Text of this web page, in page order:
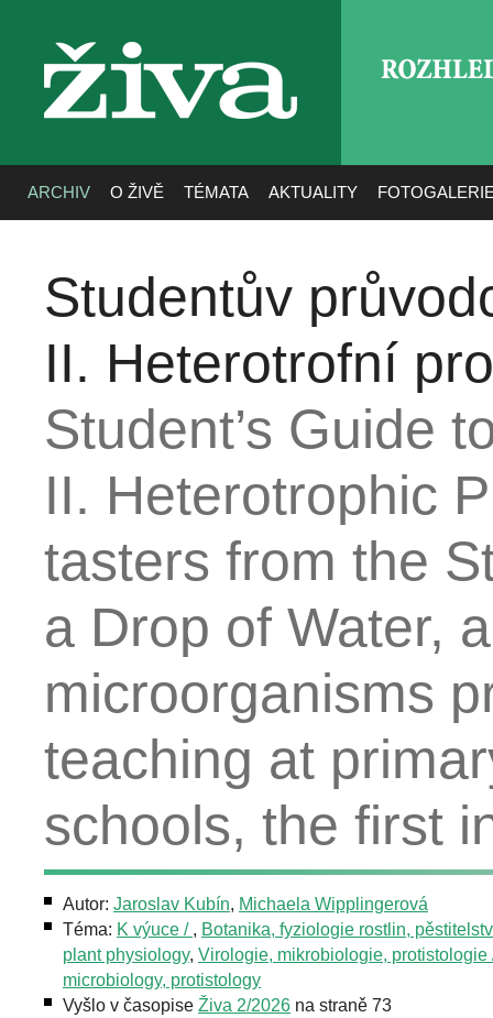
živa
ARCHIV O ŽIVĚ TÉMATA AKTUALITY
Studentův
II. Heterotrofní
Student’s Guide
II. Heterotrophic
tasters from the
a Drop of Water,
microorganisms
teaching at
schools, the first
Autor: Jaroslav Kubín, Michaela Wipplingerová
Téma: K výuce / , Botanika, fyziologie rostlin,
plant physiology, Virologie, mikrobiologie, protistologie
microbiology, protistology
Vyšlo v časopise Živa 2/2026 na straně 73